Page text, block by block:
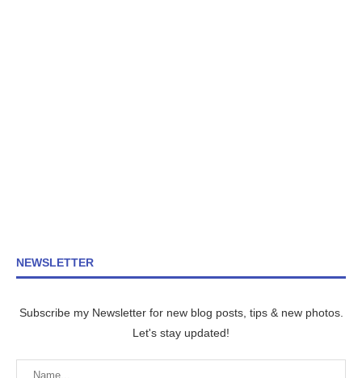
NEWSLETTER
Subscribe my Newsletter for new blog posts, tips & new photos.
Let's stay updated!